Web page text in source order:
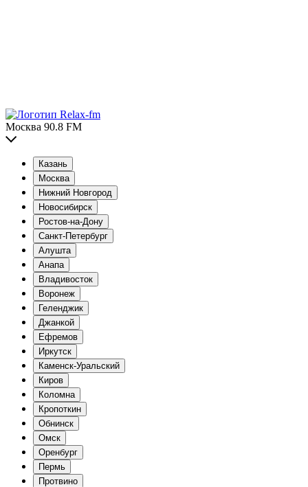
Москва 90.8 FM
Казань
Москва
Нижний Новгород
Новосибирск
Ростов-на-Дону
Санкт-Петербург
Алушта
Анапа
Владивосток
Воронеж
Геленджик
Джанкой
Ефремов
Иркутск
Каменск-Уральский
Киров
Коломна
Кропоткин
Обнинск
Омск
Оренбург
Пермь
Протвино